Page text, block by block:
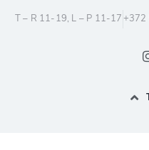
T – R 11-19, L – P 11-17 +372